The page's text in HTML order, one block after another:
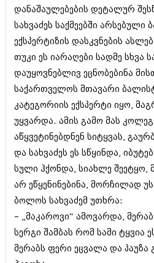
დანაშაულებების დეტალურ
სახვაძეს საქმეებში არსებული
ექსპერტიზის დასკვნების
თუკი ეს იარაღები სადმე სხვა
დაუყოვნებლივ ეცნობებინა
საქართველოს მთავარი
კატეგორიის ექსპერტი იყო,
უყვარდა. ამის გამო მას
აწყვეტინებდნენ სიტყვას,
და სახვაძეს ეს სწყინდა,
სული ჰქონდა, სიახლე შეეტყო,
არ ეწყენინებინა, მორჩილად
ბოლოს სახვაძემ უთხრა:
– „მაკაროვი“ ამოვარდა,
სერგი შამბას რომ სამი ტყვია
მერაბს ფერი ეცვალა და პაუზა